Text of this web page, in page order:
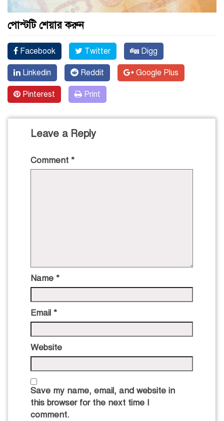
পোস্টটি শেয়ার করুন
Facebook Twitter Digg
Linkedin Reddit Google Plus
Pinterest Print
Leave a Reply
Comment *
Name *
Email *
Website
Save my name, email, and website in
this browser for the next time I
comment.